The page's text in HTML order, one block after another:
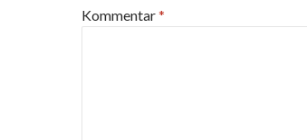
Kommentar*